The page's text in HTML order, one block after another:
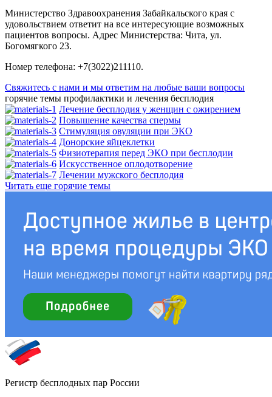
Министерство Здравоохранения Забайкальского края с
удовольствием ответит на все интересующие возможных
пациентов вопросы. Адрес Министерства: Чита, ул.
Богомягкого 23.
Номер телефона: +7(3022)211110.
Свяжитесь с нами и мы ответим на любые ваши вопросы
горячие темы профилактики и лечения бесплодия
Лечение бесплодия у женщин с ожирением
Повышение качества спермы
Стимуляция овуляции при ЭКО
Донорские яйцеклетки
Физиотерапия перед ЭКО при бесплодии
Искусственное оплодотворение
Лечении мужского бесплодия
Читать еще горячие темы
Регистр бесплодных пар России